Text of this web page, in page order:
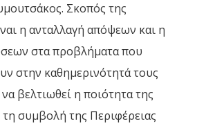
Σκοπός της
η ανταλλαγή απόψεων και η
στα προβλήματα που
στην καθημερινότητά τους
βελτιωθεί η ποιότητα της
συμβολή της Περιφέρειας